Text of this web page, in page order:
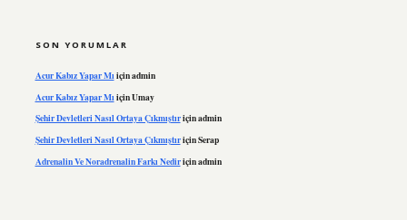
SON YORUMLAR
Acur Kabız Yapar Mıiçinadmin
Acur Kabız Yapar Mı içinUmay
Şehir Devletleri Nasıl Ortaya Çıkmıştıriçinadmin
Şehir Devletleri Nasıl Ortaya ÇıkmıştıriçinSerap
Adrenalin Ve Noradrenalin Farkı Nediriçinadmin